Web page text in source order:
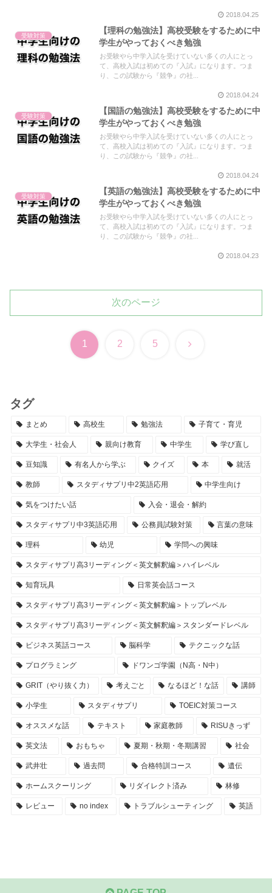
2018.04.25
受験対策
【理科の勉強法】高校受験をするために中
学生がやっておくべき勉強
お受験やら中学入試を受けていない多くの人にとっ
て、高校入試は初めての『入試』になります。つま
り、この試験から『競争』の社...
2018.04.24
受験対策
【国語の勉強法】高校受験をするために中
学生がやっておくべき勉強
お受験やら中学入試を受けていない多くの人にとっ
て、高校入試は初めての『入試』になります。つま
り、この試験から『競争』の社...
2018.04.24
受験対策
【英語の勉強法】高校受験をするために中
学生がやっておくべき勉強
お受験やら中学入試を受けていない多くの人にとっ
て、高校入試は初めての『入試』になります。つま
り、この試験から『競争』の社...
2018.04.23
次のページ
1 2 5 次
タグ
まとめ 高校生 勉強法 子育て・育児
大学生・社会人 親向け教育 中学生 学び直し
豆知識 有名人から学ぶ クイズ 本 就活
教師 スタディサプリ中2英語応用 中学生向け
気をつけたい話 入会・退会・解約
スタディサプリ中3英語応用 公務員試験対策 言葉の意味
理科 幼児 学問への興味
スタディサプリ高3リーディング＜英文解釈編＞ハイレベル
知育玩具 日常英会話コース
スタディサプリ高3リーディング＜英文解釈編＞トップレベル
スタディサプリ高3リーディング＜英文解釈編＞スタンダードレベル
ビジネス英話コース 脳科学 テクニックな話
プログラミング ドワンゴ学園（N高・N中）
GRIT（やり抜く力） 考えごと なるほど！な話 講師
小学生 スタディサプリ TOEIC対策コース
オススメな話 テキスト 家庭教師 RISUきっず
英文法 おもちゃ 夏期・秋期・冬期講習 社会
武井壮 過去問 合格特訓コース 遺伝
ホームスクーリング リダイレクト済み 林修
レビュー no index トラブルシューティング 英語